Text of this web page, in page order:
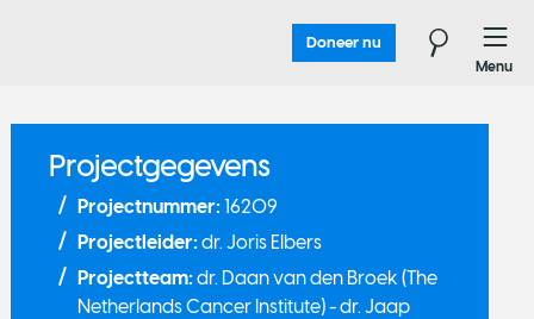
Doneer nu
Menu
Projectgegevens
Projectnummer: 16209
Projectleider: dr. Joris Elbers
Projectteam: dr. Daan van den Broek (The
Netherlands Cancer Institute) - dr. Jaap